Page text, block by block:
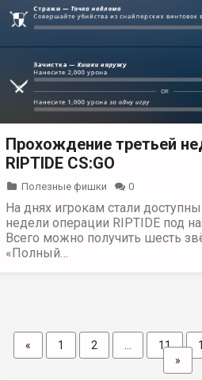
Прохождение третьей
RIPTIDE CS:GO
Полезные фишки 0
На днях игрокам стали
недели операции RIPTIDE под
Всего можно получить шесть
«Полный…
« 1 2 11
»